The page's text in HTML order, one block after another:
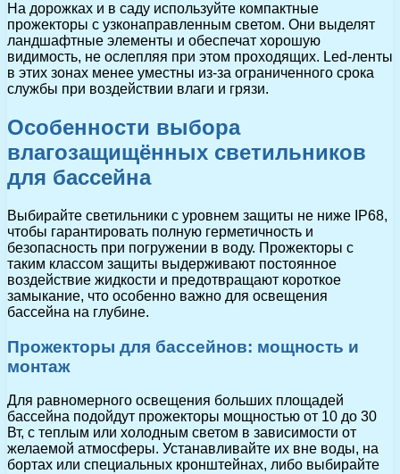
На дорожках и в саду используйте компактные
прожекторы с узконаправленным светом. Они выделят
ландшафтные элементы и обеспечат хорошую
видимость, не ослепляя при этом проходящих. Led-ленты
в этих зонах менее уместны из-за ограниченного срока
службы при воздействии влаги и грязи.
Особенности выбора
влагозащищённых светильников
для бассейна
Выбирайте светильники с уровнем защиты не ниже IP68,
чтобы гарантировать полную герметичность и
безопасность при погружении в воду. Прожекторы с
таким классом защиты выдерживают постоянное
воздействие жидкости и предотвращают короткое
замыкание, что особенно важно для освещения
бассейна на глубине.
Прожекторы для бассейнов: мощность и
монтаж
Для равномерного освещения больших площадей
бассейна подойдут прожекторы мощностью от 10 до 30
Вт, с теплым или холодным светом в зависимости от
желаемой атмосферы. Устанавливайте их вне воды, на
бортах или специальных кронштейнах, либо выбирайте